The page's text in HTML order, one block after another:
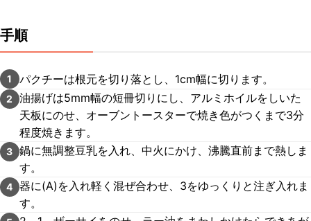
手順
1 パクチーは根元を切り落とし、1cm幅に切ります。
2
油揚げは5mm幅の短冊切りにし、アルミホイルをしいた
天板にのせ、オーブントースターで焼き色がつくまで3分
程度焼きます。
3 鍋に無調整豆乳を入れ、中火にかけ、沸騰直前まで熱しま
す。
4 器に(A)を入れ軽く混ぜ合わせ、3をゆっくりと注ぎ入れま
す。